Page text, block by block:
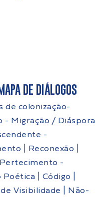
DE DIÁLOGOS
de colonização-
- Migração / Diáspora
-
| Reconexão |
-
Poética | Código |
de Visibilidade | Não-